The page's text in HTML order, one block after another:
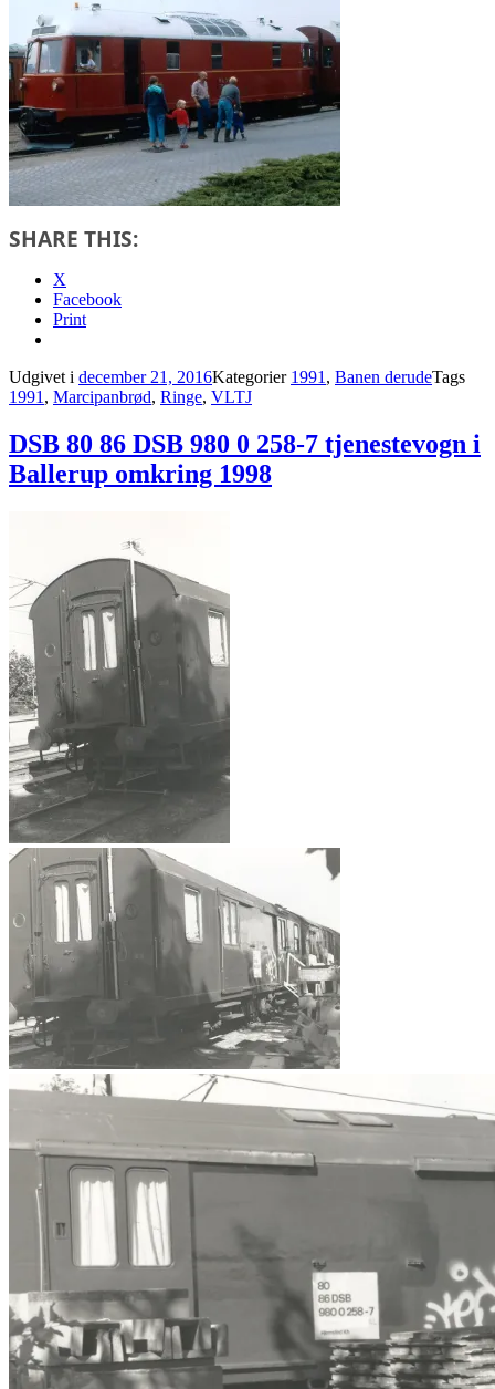
SHARE THIS:
X
Facebook
Print
Udgivet i december 21, 2016Kategorier 1991 , Banen derudeTags
1991 , Marcipanbrød, Ringe, VLTJ
DSB 80 86 DSB 980 0 258-7 tjenestevogn i
Ballerup omkring 1998